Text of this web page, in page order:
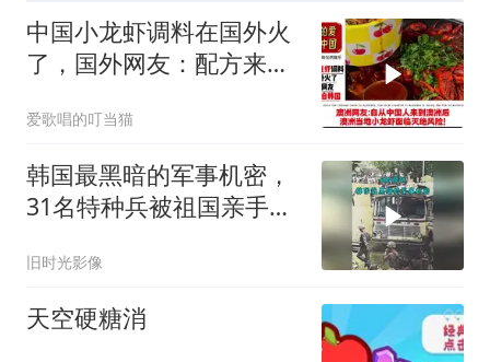
中国小龙虾调料在国外火
了，国外网友：配方来自
爱歌唱的叮当猫
韩国最黑暗的军事机密，
31名特种兵被祖国亲手折
旧时光影像
天空硬糖消